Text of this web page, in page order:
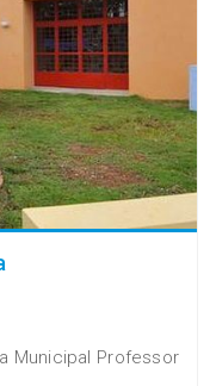
Municipal Professor